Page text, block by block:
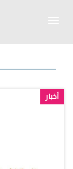
أخبار